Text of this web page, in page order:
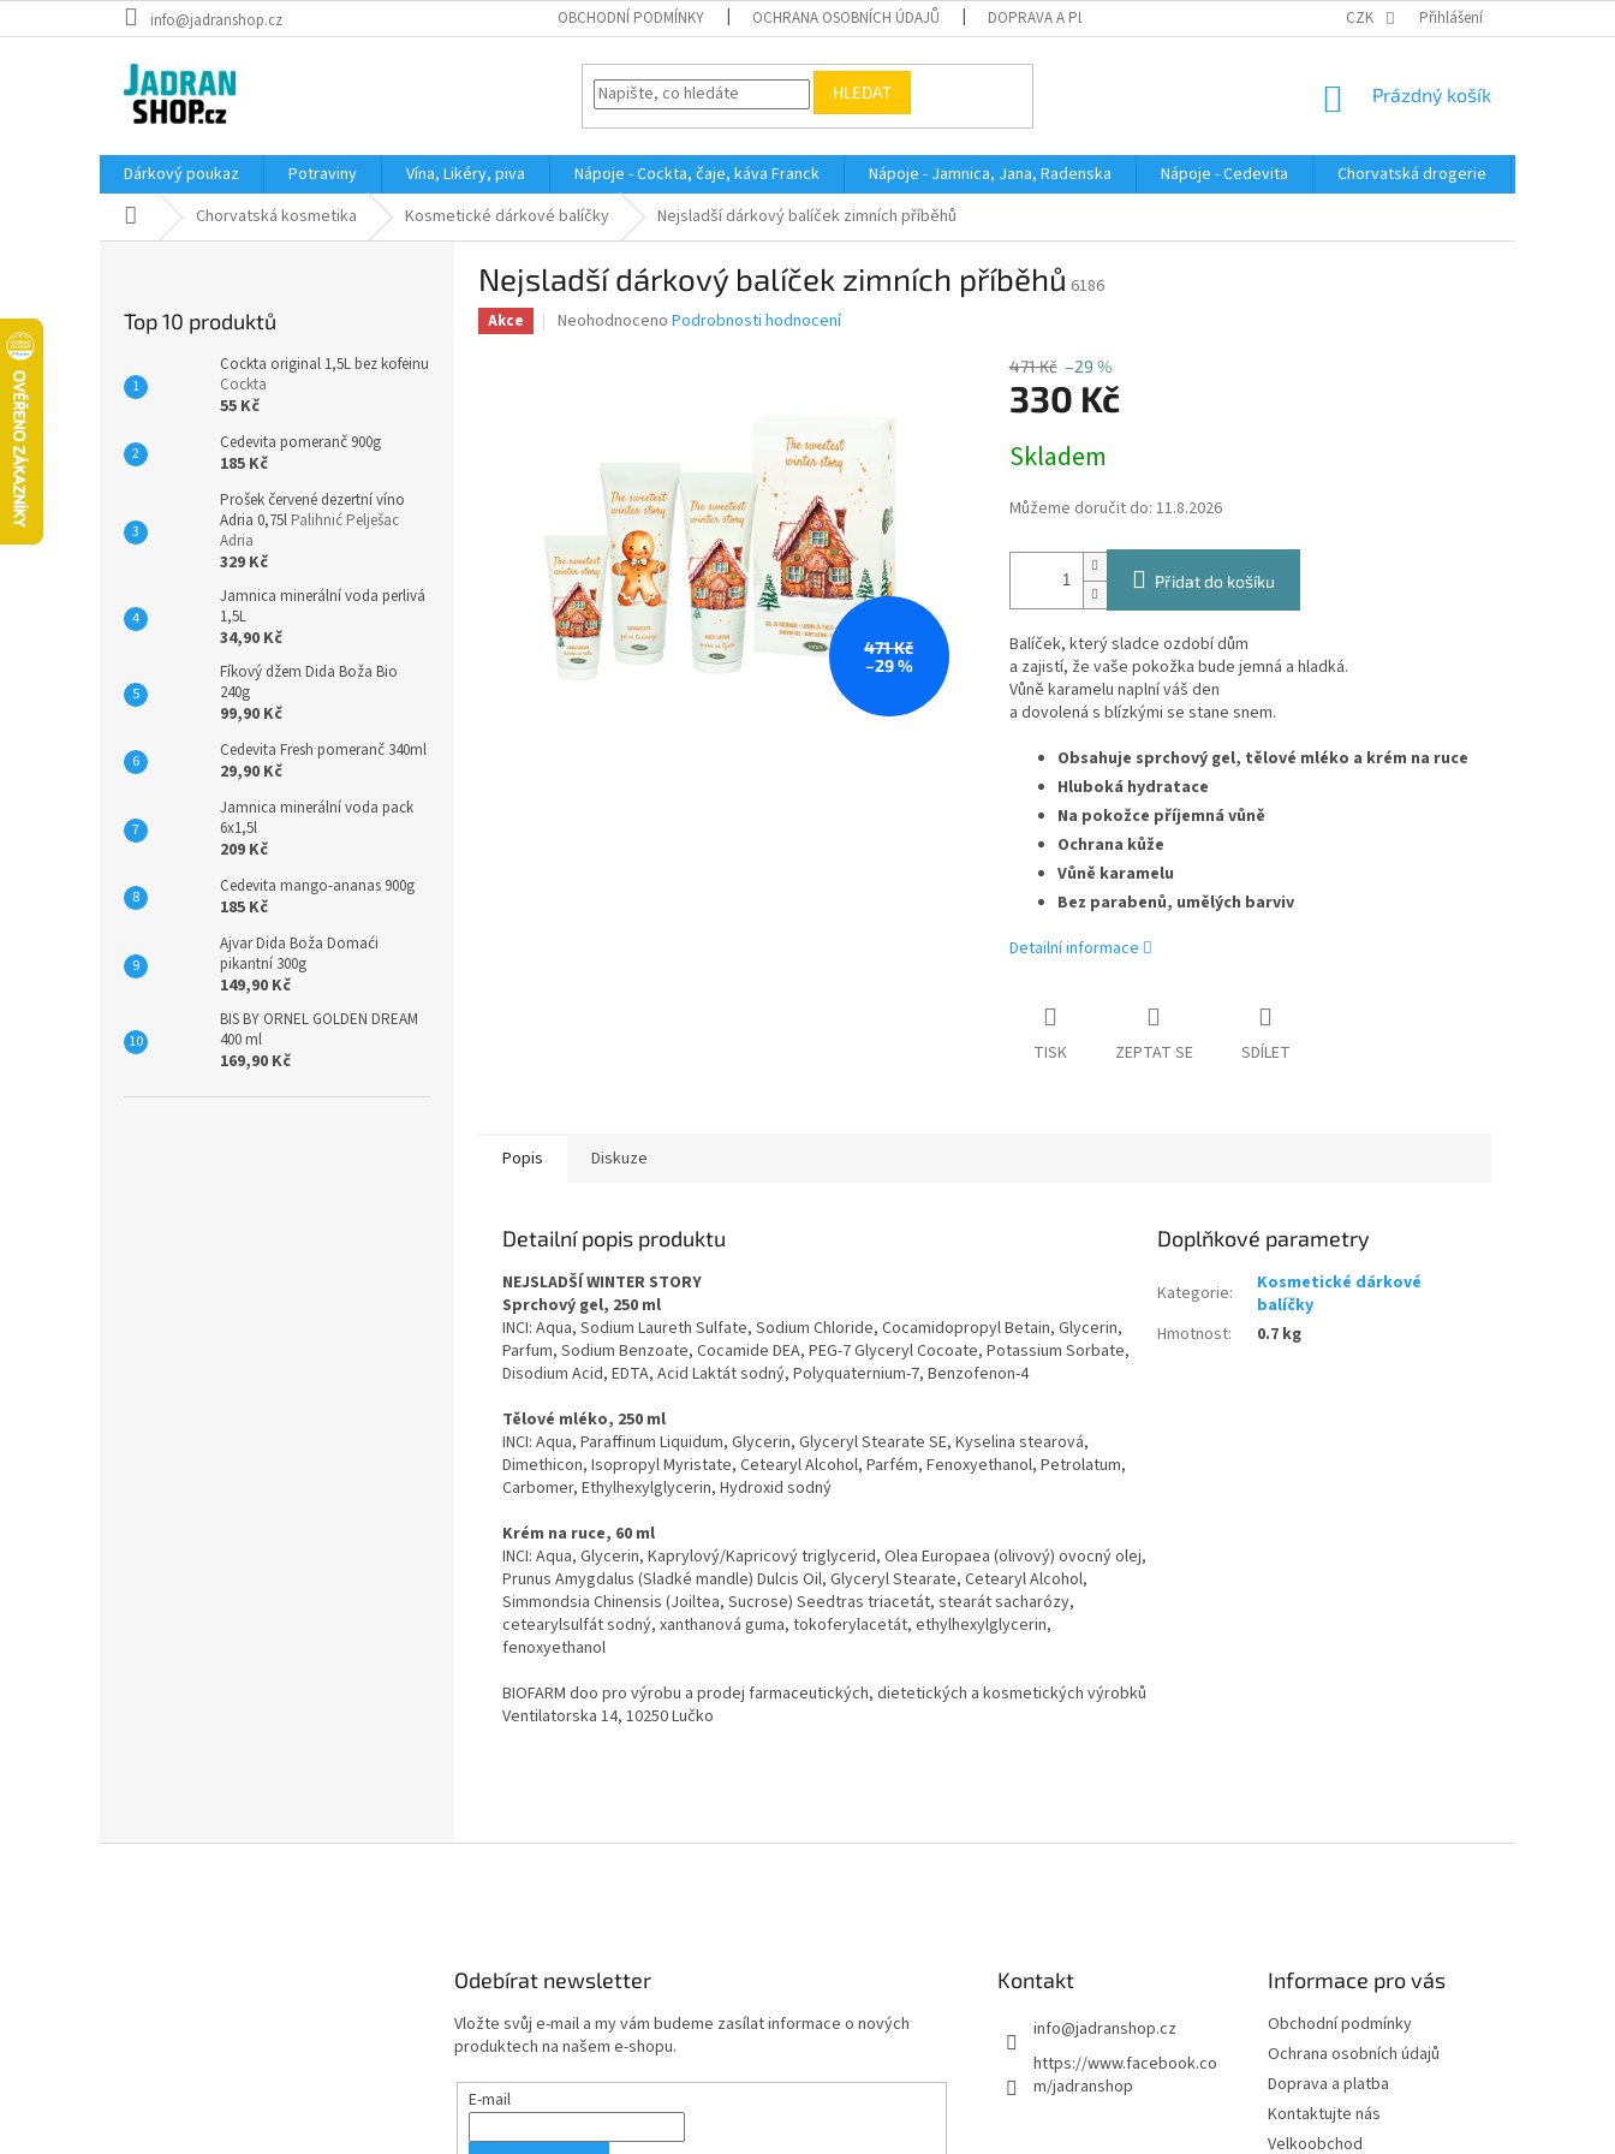
na
info@jadranshop.cz OBCHODNÍ PODMÍNKY OCHRANA OSOBNÍCH ÚDAJŮ DOPRAVA A PLATBA VELKOOBCHOD
CZK Přihlášení
HLEDAT
NÁKUPNÍ
Prázdný košík
Dárkový poukaz Potraviny Vína, Likéry, piva Nápoje - Cockta, čaje, káva Franck Nápoje - Jamnica, Jana, Radenska Nápoje - Cedevita Chorvatská drogerie
Domů Chorvatská kosmetika Kosmetické dárkové balíčky Nejsladší dárkový balíček zimních příběhů
Top 10 produktů
Cockta original 1,5L bez kofeinu
Cockta
55 Kč
Cedevita pomeranč 900g
185 Kč
Prošek červené dezertní víno
Adria 0,75l Palihnić Pelješac
Adria
329 Kč
Jamnica minerální voda perlivá
1,5L
34,90 Kč
Fíkový džem Dida Boža Bio
240g
99,90 Kč
Cedevita Fresh pomeranč 340ml
29,90 Kč
Jamnica minerální voda pack
6x1,5l
209 Kč
Cedevita mango-ananas 900g
185 Kč
Ajvar Dida Boža Domaći
pikantní 300g
149,90 Kč
BIS BY ORNEL GOLDEN DREAM
400 ml
169,90 Kč
Nejsladší dárkový balíček zimních příběhů 6186
Akce
Průměrné
hvězdiček.
Neohodnoceno Podrobnosti hodnocení
471 Kč
–29 %
471 Kč –29 %
330 Kč
cena:
Skladem
Můžeme doručit do: 11.8.2026
Přidat do košíku
Balíček, který sladce ozdobí dům
a zajistí, že vaše pokožka bude jemná a hladká.
Vůně karamelu naplní váš den
a dovolená s blízkými se stane snem.
Obsahuje sprchový gel, tělové mléko a krém na ruce
Hluboká hydratace
Na pokožce příjemná vůně
Ochrana kůže
Vůně karamelu
Bez parabenů, umělých barviv
Detailní informace
TISK ZEPTAT SE SDÍLET
Popis Diskuze
Detailní popis produktu
NEJSLADŠÍ WINTER STORY
Sprchový gel, 250 ml
INCI: Aqua, Sodium Laureth Sulfate, Sodium Chloride, Cocamidopropyl Betain, Glycerin,
Parfum, Sodium Benzoate, Cocamide DEA, PEG-7 Glyceryl Cocoate, Potassium Sorbate,
Disodium Acid, EDTA, Acid Laktát sodný, Polyquaternium-7, Benzofenon-4
Tělové mléko, 250 ml
INCI: Aqua, Paraffinum Liquidum, Glycerin, Glyceryl Stearate SE, Kyselina stearová,
Dimethicon, Isopropyl Myristate, Cetearyl Alcohol, Parfém, Fenoxyethanol, Petrolatum,
Carbomer, Ethylhexylglycerin, Hydroxid sodný
Krém na ruce, 60 ml
INCI: Aqua, Glycerin, Kaprylový/Kapricový triglycerid, Olea Europaea (olivový) ovocný olej,
Prunus Amygdalus (Sladké mandle) Dulcis Oil, Glyceryl Stearate, Cetearyl Alcohol,
Simmondsia Chinensis (Joiltea, Sucrose) Seedtras triacetát, stearát sacharózy,
cetearylsulfát sodný, xanthanová guma, tokoferylacetát, ethylhexylglycerin,
fenoxyethanol
BIOFARM doo pro výrobu a prodej farmaceutických, dietetických a kosmetických výrobků
Ventilatorska 14, 10250 Lučko
Doplňkové parametry
Kategorie:
Kosmetické dárkové
balíčky
Hmotnost: 0.7 kg
Odebírat newsletter
Vložte svůj e-mail a my vám budeme zasílat informace o nových
produktech na našem e-shopu.
E-mail
Kontakt
info@jadranshop.cz
https://www.facebook.co
m/jadranshop
Informace pro vás
Obchodní podmínky
Ochrana osobních údajů
Doprava a platba
Kontaktujte nás
Velkoobchod